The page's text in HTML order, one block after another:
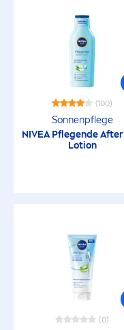
(100)
Sonnenpflege
NIVEAPflegende After
Lotion
(0)